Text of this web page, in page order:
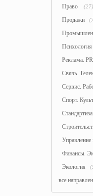
Право (27)
Продажи
Психология
Реклама. PR
Связь.
Сервис.
Спорт.
Управление
Финансы.
Экология
все